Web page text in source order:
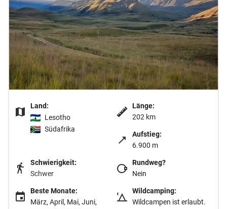
Land:
Lesotho
Südafrika
Länge:
202 km
Aufstieg:
6.900 m
Schwierigkeit:
Schwer
Rundweg?
Nein
Beste Monate:
März, April, Mai, Juni,
Wildcamping:
Wildcampen ist erlaubt.